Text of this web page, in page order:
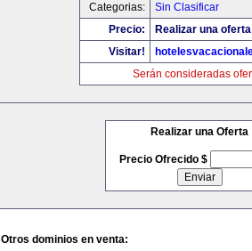
Categorias:
Sin Clasificar
Precio:
Realizar una
Visitar!
Serán consideradas
Realizar una Oferta
Precio Ofrecido $
Otros dominios en venta: